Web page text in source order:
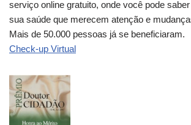
serviço online gratuito, onde você pode
sua saúde que merecem atenção e
Mais de 50.000 pessoas já se beneficiaram.
Check-up Virtual